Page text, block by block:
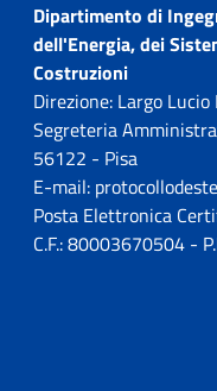
Dipartimento di
dell'Energia, dei
Costruzioni
Direzione: Largo
Segreteria
56122 - Pisa
E-mail:
Posta Elettronica
C.F.: 80003670504 -